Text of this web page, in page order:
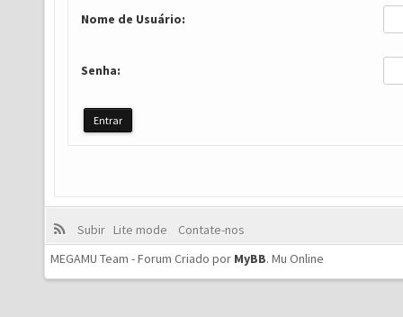
Nome de Usuário:
Senha:
Subir Lite mode
Contate-nos
MEGAMU Team - Forum Criado por MyBB. Mu Online